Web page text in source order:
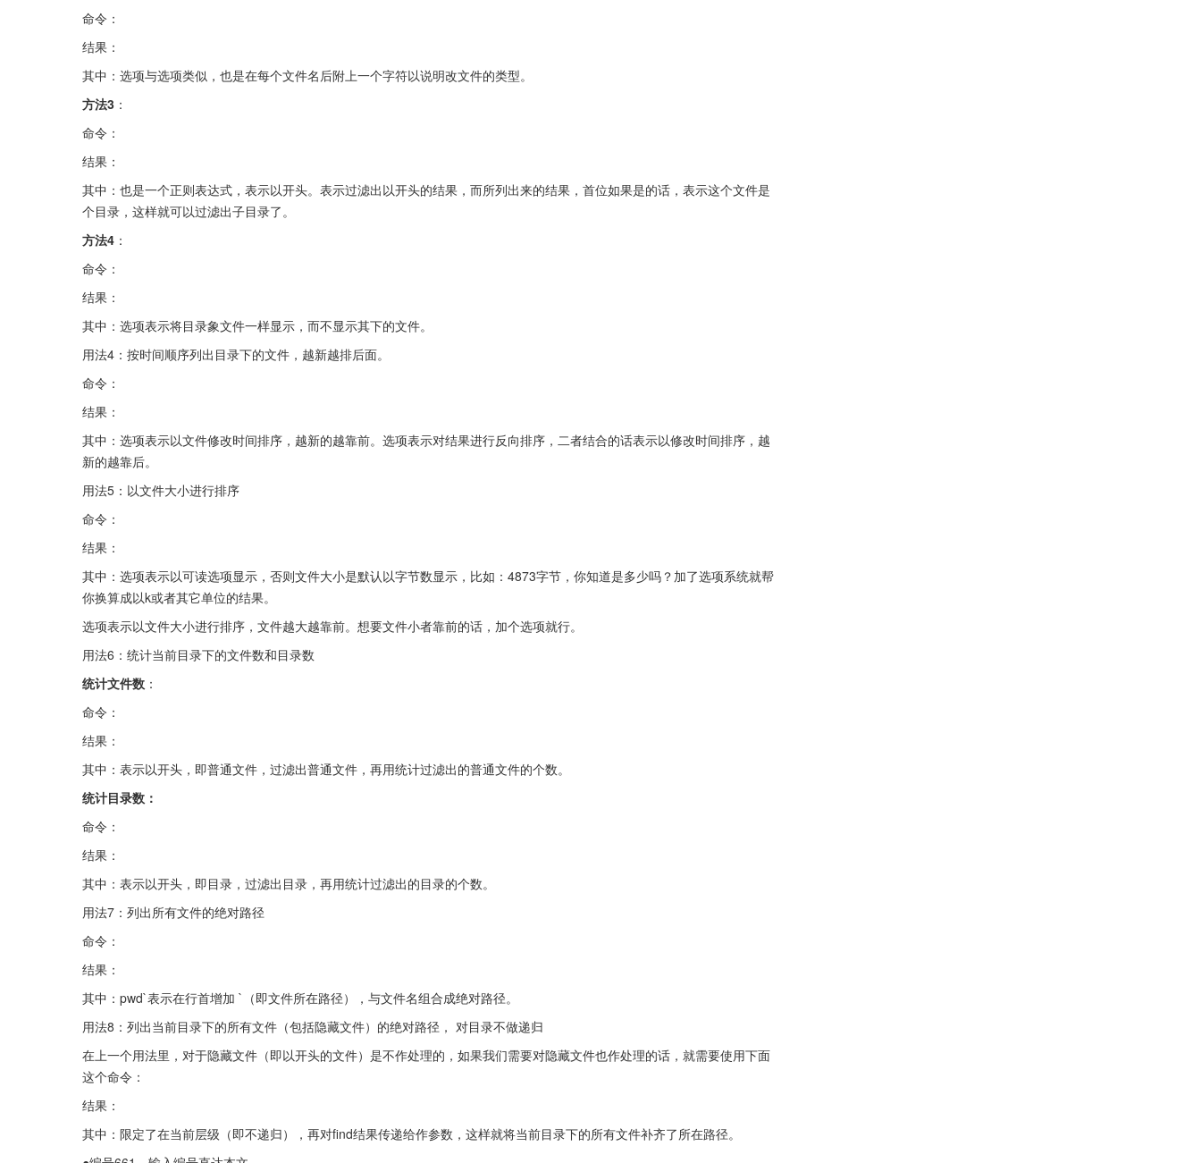
命令：
结果：
其中：选项与选项类似，也是在每个文件名后附上一个字符以说明改文件的类型。
方法3 ：
命令：
结果：
其中：也是一个正则表达式，表示以开头。表示过滤出以开头的结果，而所列出来的结果，首位如果是的话，表示这个文件是
个目录，这样就可以过滤出子目录了。
方法4 ：
命令：
结果：
其中：选项表示将目录象文件一样显示，而不显示其下的文件。
用法4：按时间顺序列出目录下的文件，越新越排后面。
命令：
结果：
其中：选项表示以文件修改时间排序，越新的越靠前。选项表示对结果进行反向排序，二者结合的话表示以修改时间排序，越
新的越靠后。
用法5：以文件大小进行排序
命令：
结果：
其中：选项表示以可读选项显示，否则文件大小是默认以字节数显示，比如：4873字节，你知道是多少吗？加了选项系统就帮
你换算成以k或者其它单位的结果。
选项表示以文件大小进行排序，文件越大越靠前。想要文件小者靠前的话，加个选项就行。
用法6：统计当前目录下的文件数和目录数
统计文件数 ：
命令：
结果：
其中：表示以开头，即普通文件，过滤出普通文件，再用统计过滤出的普通文件的个数。
统计目录数：
命令：
结果：
其中：表示以开头，即目录，过滤出目录，再用统计过滤出的目录的个数。
用法7：列出所有文件的绝对路径
命令：
结果：
其中：pwd`表示在行首增加 `（即文件所在路径），与文件名组合成绝对路径。
用法8：列出当前目录下的所有文件（包括隐藏文件）的绝对路径， 对目录不做递归
在上一个用法里，对于隐藏文件（即以开头的文件）是不作处理的，如果我们需要对隐藏文件也作处理的话，就需要使用下面
这个命令：
结果：
其中：限定了在当前层级（即不递归），再对find结果传递给作参数，这样就将当前目录下的所有文件补齐了所在路径。